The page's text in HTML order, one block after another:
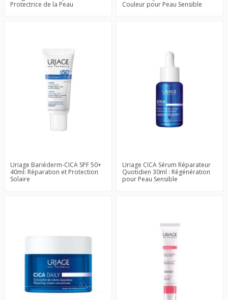
Protectrice de la Peau
Couleur pour Peau Sensible
Uriage Bariéderm-CICA SPF 50+
40ml: Réparation et Protection
Solaire
Uriage CICA Sérum Réparateur
Quotidien 30ml : Régénération
pour Peau Sensible